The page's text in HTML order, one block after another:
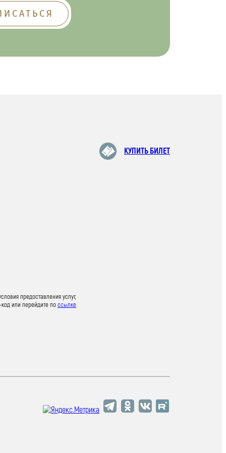
КУПИТЬ БИЛЕТ
предоставления услуг,
код или перейдите поссылке